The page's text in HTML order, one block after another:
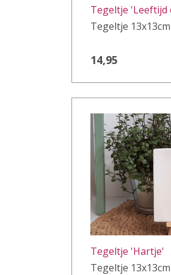
Tegeltje 'Leeftijd
Tegeltje 13x13cm
14,95
Tegeltje 'Hartje'
Tegeltje 13x13cm